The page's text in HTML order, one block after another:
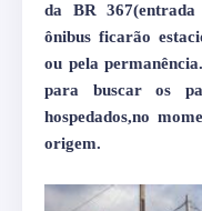
da BR
ônibus ficarão
ou pela
para buscar os
hospedados,no
origem.